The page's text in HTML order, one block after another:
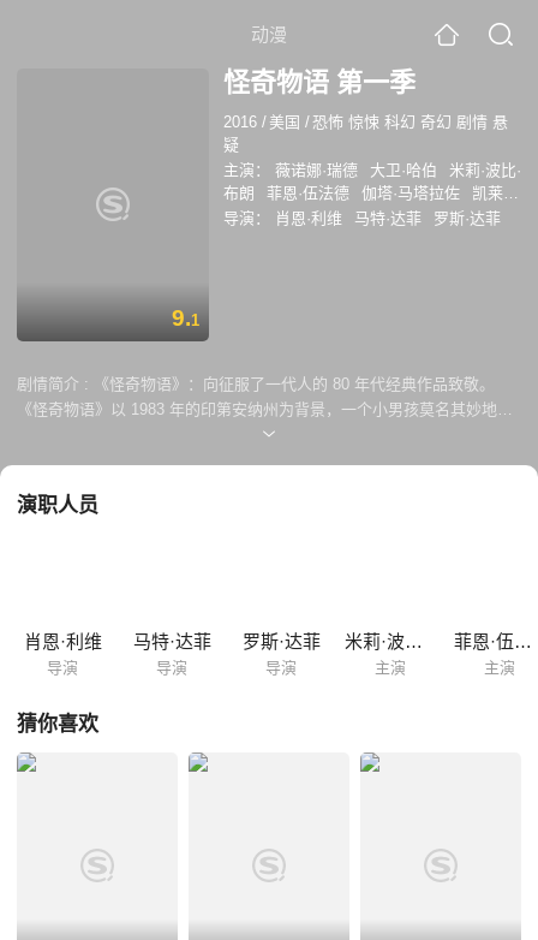
动漫
9.1
怪奇物语 第一季
2016 / 美国 /恐怖 惊悚 科幻 奇幻 剧情 悬
疑
主演：
薇诺娜·瑞德 大卫·哈伯
米莉·波比·
布朗
菲恩·伍法德 伽塔·马塔拉佐
凯莱布
·麦克劳克林
诺亚·施纳普
娜塔莉·戴尔
导演： 肖恩·利维 马特·达菲 罗斯·达菲
剧情简介 :
《怪奇物语》：向征服了一代人的 80 年代经典作品致敬。
《怪奇物语》以 1983 年的印第安纳州为背景，一个小男孩莫名其妙地消
失了。当朋友、家人和当地警察寻找答案时，他们都被卷入一个非同寻常
演职人员
肖恩·利维
导演
马特·达菲
导演
罗斯·达菲
导演
米莉·波比·布朗
主演
菲恩·伍法德
主演
猜你喜欢